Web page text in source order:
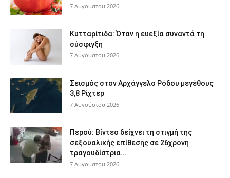
7 Αυγούστου 2026
Κυτταρίτιδα: Όταν η ευεξία συναντά τη
σύσφιγξη
7 Αυγούστου 2026
Σεισμός στον Αρχάγγελο Ρόδου μεγέθους
3,8 Ρίχτερ
7 Αυγούστου 2026
Περού: Βίντεο δείχνει τη στιγμή της
σεξουαλικής επίθεσης σε 26χρονη
τραγουδίστρια...
7 Αυγούστου 2026